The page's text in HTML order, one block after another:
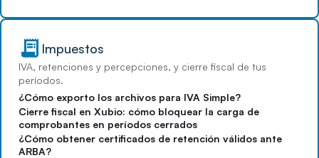
receipt_long Impuestos
IVA, retenciones y percepciones, y cierre fiscal de tus
períodos.
¿Cómo exporto los archivos para IVA Simple?
Cierre fiscal en Xubio: cómo bloquear la carga de
comprobantes en períodos cerrados
¿Cómo obtener certificados de retención válidos ante
ARBA?